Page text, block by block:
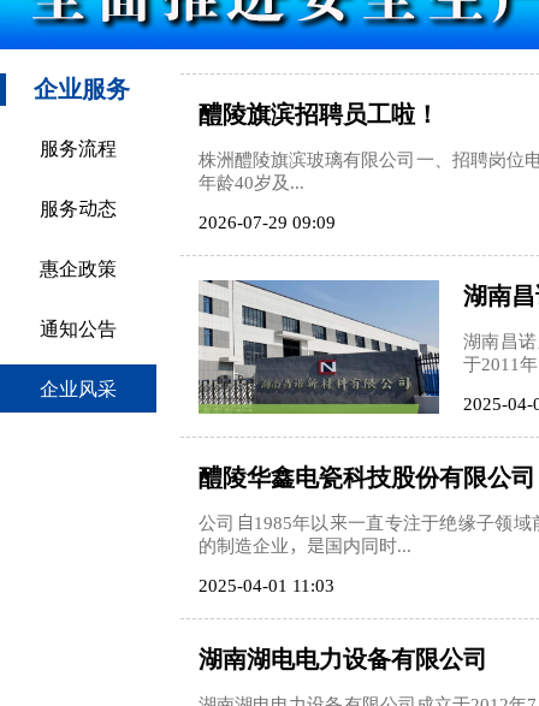
企业服务
服务流程
服务动态
惠企政策
通知公告
企业风采
醴陵旗滨招聘员工啦！
株洲醴陵旗滨玻璃有限公司一、招聘岗位
年龄40岁及...
2026-07-29 09:09
湖南
湖南昌
于2011
2025-04-
醴陵华鑫电瓷科技股份有限公司
公司自1985年以来一直专注于绝缘子领
的制造企业，是国内同时...
2025-04-01 11:03
湖南湖电电力设备有限公司